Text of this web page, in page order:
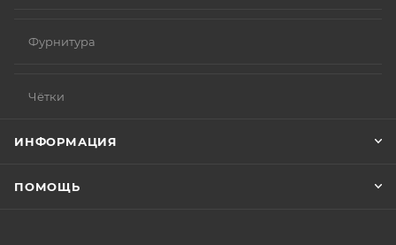
Фурнитура
Чётки
ИНФОРМАЦИЯ
ПОМОЩЬ